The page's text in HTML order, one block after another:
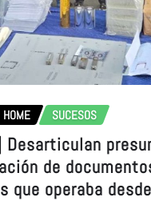
HOME SUCESOS
| Desarticulan
de
que operaba